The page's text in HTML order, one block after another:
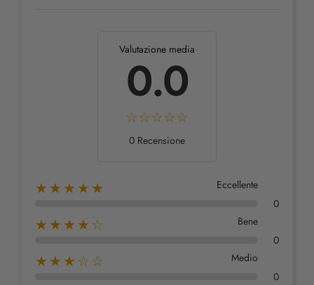
Valutazione media
0.0
0 Recensione
★★★★★
Eccellente
0
★★★★☆
Bene
0
★★★☆☆
Medio
0